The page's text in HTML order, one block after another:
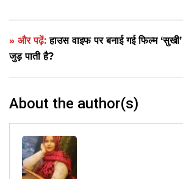
» और पढ़ें:हाउस वाइफ पर बनाई गई फिल्म
जुड़ पाती है?
About the author(s)